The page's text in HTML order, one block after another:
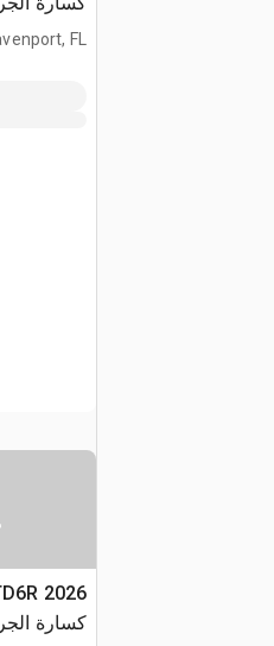
(Unused)
FL
كسارة